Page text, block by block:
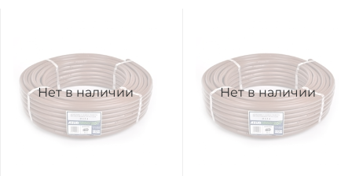
Нет в наличии Нет в наличии